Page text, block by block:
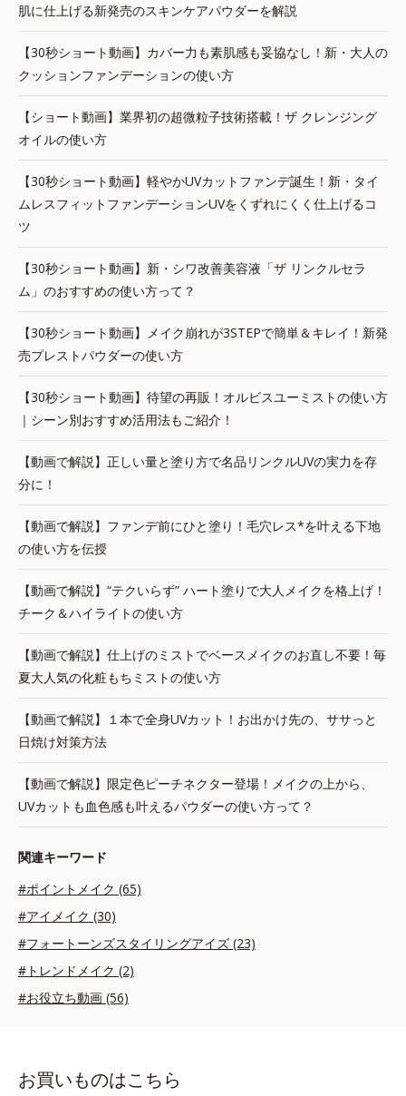
肌に仕上げる新発売のスキンケアパウダーを解説
【30秒ショート動画】カバー力も素肌感も妥協なし！新・大人の
クッションファンデーションの使い方
【ショート動画】業界初の超微粒子技術搭載！ザ クレンジング
オイルの使い方
【30秒ショート動画】軽やかUVカットファンデ誕生！新・タイ
ムレスフィットファンデーションUVをくずれにくく仕上げるコ
ツ
【30秒ショート動画】新・シワ改善美容液「ザ リンクルセラ
ム」のおすすめの使い方って？
【30秒ショート動画】メイク崩れが3STEPで簡単＆キレイ！新発
売プレストパウダーの使い方
【30秒ショート動画】待望の再販！オルビスユーミストの使い方
｜シーン別おすすめ活用法もご紹介！
【動画で解説】正しい量と塗り方で名品リンクルUVの実力を存
分に！
【動画で解説】ファンデ前にひと塗り！毛穴レス*を叶える下地
の使い方を伝授
【動画で解説】“テクいらず” ハート塗りで大人メイクを格上げ！
チーク＆ハイライトの使い方
【動画で解説】仕上げのミストでベースメイクのお直し不要！毎
夏大人気の化粧もちミストの使い方
【動画で解説】１本で全身UVカット！お出かけ先の、ササっと
日焼け対策方法
【動画で解説】限定色ピーチネクター登場！メイクの上から、
UVカットも血色感も叶えるパウダーの使い方って？
関連キーワード
#ポイントメイク (65)
#アイメイク (30)
#フォートーンズスタイリングアイズ (23)
#トレンドメイク (2)
#お役立ち動画 (56)
お買いものはこちら